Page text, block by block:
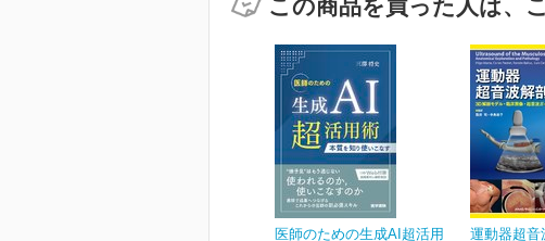
この商品を買った人は、
医師のための生成AI超活用
運動器超音